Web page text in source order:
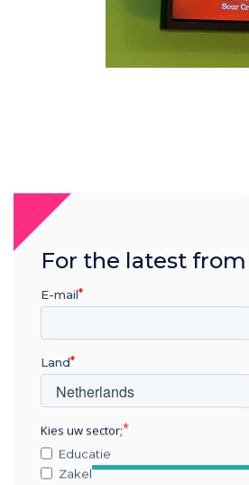
For the latest
E-mail
Land
Kies uw sector;
Educatie
Zakelijke dienstverlening